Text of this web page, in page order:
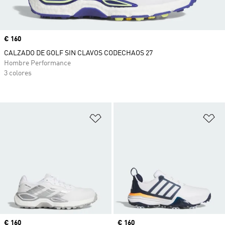
Precio
€ 160 Precio
€ 160
Precio
€ 160
CALZADO DE GOLF SIN CLAVOS CODECHAOS 27
Hombre Performance
3 colores